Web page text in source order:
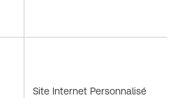
Site Internet Personnalisé